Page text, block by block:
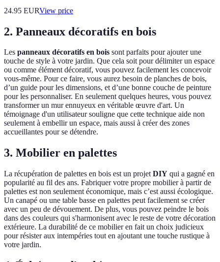
24.95 EURView price
2. Panneaux décoratifs en bois
Les panneaux décoratifs en bois sont parfaits pour ajouter une
touche de style à votre jardin. Que cela soit pour délimiter un espace
ou comme élément décoratif, vous pouvez facilement les concevoir
vous-même. Pour ce faire, vous aurez besoin de planches de bois,
d’un guide pour les dimensions, et d’une bonne couche de peinture
pour les personnaliser. En seulement quelques heures, vous pouvez
transformer un mur ennuyeux en véritable œuvre d'art. Un
témoignage d'un utilisateur souligne que cette technique aide non
seulement à embellir un espace, mais aussi à créer des zones
accueillantes pour se détendre.
3. Mobilier en palettes
La récupération de palettes en bois est un projet DIY qui a gagné en
popularité au fil des ans. Fabriquer votre propre mobilier à partir de
palettes est non seulement économique, mais c’est aussi écologique.
Un canapé ou une table basse en palettes peut facilement se créer
avec un peu de dévouement. De plus, vous pouvez peindre le bois
dans des couleurs qui s'harmonisent avec le reste de votre décoration
extérieure. La durabilité de ce mobilier en fait un choix judicieux
pour résister aux intempéries tout en ajoutant une touche rustique à
votre jardin.